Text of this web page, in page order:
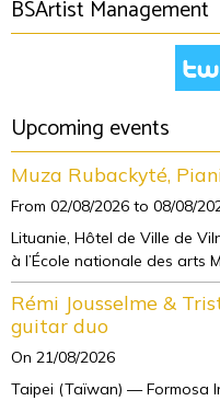
BSArtist Management
Upcoming events
Muza Rubackyté,
From 02/08/2026 to 08/08/
Lituanie, Hôtel de Ville de
à l’École nationale des arts
Rémi Jousselme &
guitar duo
On 21/08/2026
Taipei (Taïwan) — Formosa